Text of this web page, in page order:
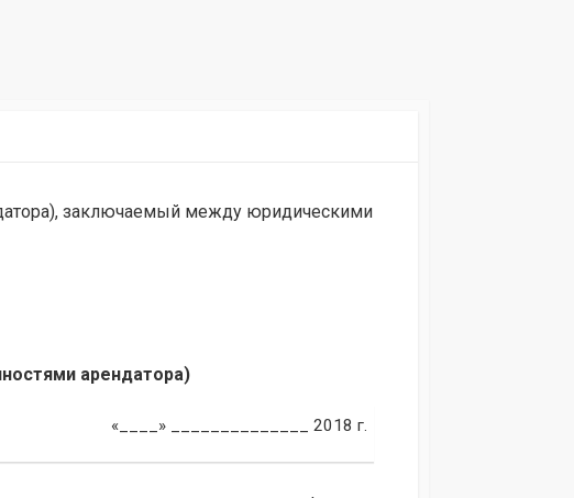
заключаемый между юридическими
арендатора)
«____» ______________ 2018 г.